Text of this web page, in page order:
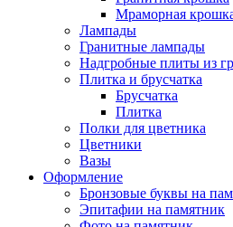
Мраморная
Лампады
Гранитные лампады
Надгробные плиты из
Плитка и брусчатка
Брусчатка
Плитка
Полки для цветника
Цветники
Вазы
Оформление
Бронзовые буквы на
Эпитафии на памятник